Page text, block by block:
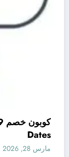
Dates
مارس 28, 2026